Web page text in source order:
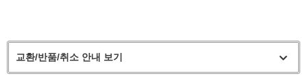
교환/반품/취소 안내 보기